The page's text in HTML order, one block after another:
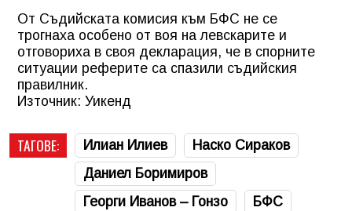
От Съдийската комисия към БФС не се
трогнаха особено от воя на левскарите и
отговориха в своя декларация, че в спорните
ситуации реферите са спазили съдийския
правилник.
Източник: Уикенд
ТАГОВЕ: Илиан Илиев
Наско Сираков
Даниел Боримиров
Георги Иванов – Гонзо
БФС